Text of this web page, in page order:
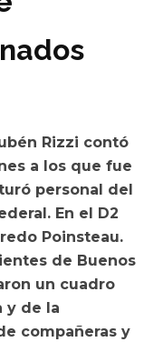
Rizzi contó
a los que fue
personal del
En el D2
Poinsteau.
de Buenos
un cuadro
y de la
compañeras y